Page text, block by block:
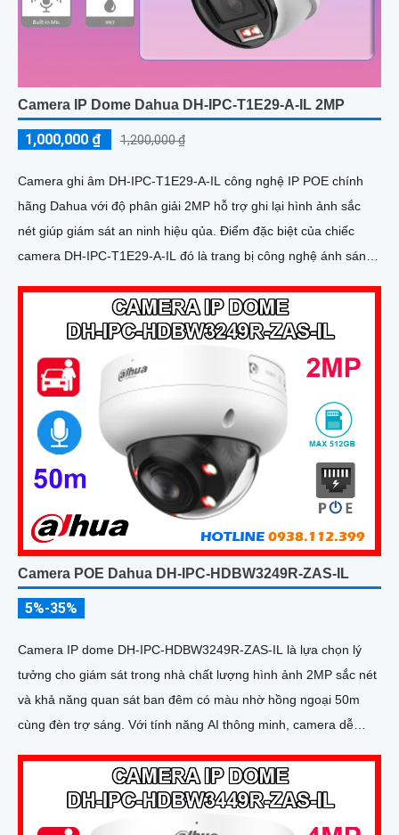
Camera IP Dome Dahua DH-IPC-T1E29-A-IL 2MP
1,000,000 ₫ 1,200,000 ₫
Camera ghi âm DH-IPC-T1E29-A-IL công nghệ IP POE chính
hãng Dahua với độ phân giải 2MP hỗ trợ ghi lại hình ảnh sắc
nét giúp giám sát an ninh hiệu qủa. Điểm đặc biệt của chiếc
camera DH-IPC-T1E29-A-IL đó là trang bị công nghệ ánh sáng
Camera POE Dahua DH-IPC-HDBW3249R-ZAS-IL
5%-35%
Camera IP dome DH-IPC-HDBW3249R-ZAS-IL là lựa chọn lý
tưởng cho giám sát trong nhà chất lượng hình ảnh 2MP sắc nét
và khả năng quan sát ban đêm có màu nhờ hồng ngoại 50m
cùng đèn trợ sáng. Với tính năng AI thông minh, camera dễ
qua micro tích hợp và lưu trữ tối đa 512GB qua khe thẻ nhớ,
camera hỗ trợ PoE lắp đặt dễ dàng